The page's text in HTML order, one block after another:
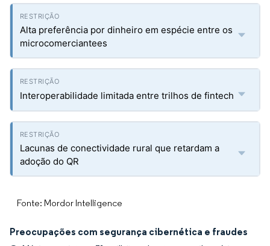
Alta preferência por dinheiro em espécie entre os
microcomerciantees
Interoperabilidade limitada entre trilhos de fintech
Lacunas de conectividade rural que retardam a
adoção do QR
Fonte: Mordor Intelligence
Preocupações com segurança cibernética e fraudes